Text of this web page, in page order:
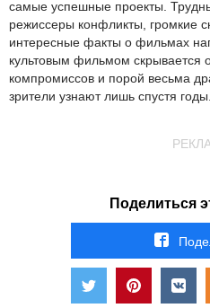
самые успешные проекты.
режиссеры конфликты, громкие
интересные факты о фильмах
культовым фильмом скрывается
компромиссов и порой весьма
зрители узнают лишь спустя годы.
Поделиться